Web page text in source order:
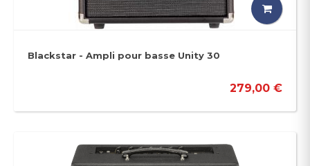
Blackstar - Ampli pour basse Unity 30
279,00 €